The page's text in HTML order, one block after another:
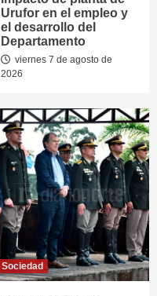
Urufor en el empleo y
el desarrollo del
Departamento
viernes 7 de agosto de
2026
Sociedad